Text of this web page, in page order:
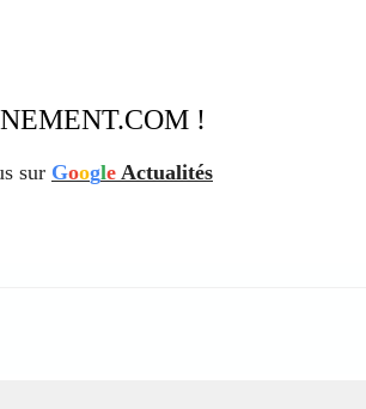
!
sur Google Actualités